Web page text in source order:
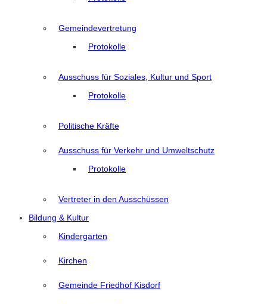
Gemeindevertretung
Protokolle
Ausschuss für Soziales, Kultur und Sport
Protokolle
Politische Kräfte
Ausschuss für Verkehr und Umweltschutz
Protokolle
Vertreter in den Ausschüssen
Bildung & Kultur
Kindergarten
Kirchen
Gemeinde Friedhof Kisdorf